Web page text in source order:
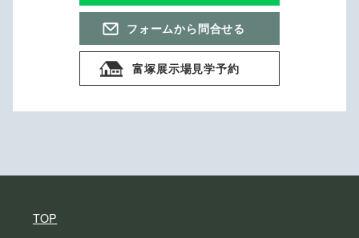
フォームから問合せる
富塚展示場見学予約
TOP